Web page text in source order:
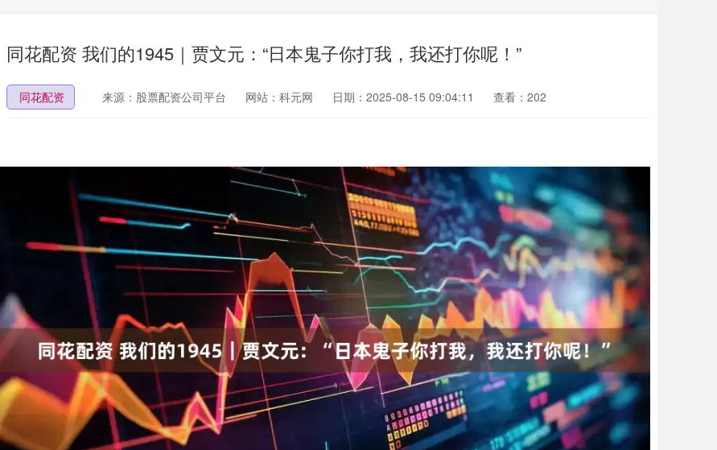
同花配资 我们的1945｜贾文元：“日本鬼子你打我，我还打你呢！”
同花配资 来源：股票配资公司平台 网站：科元网 日期：2025-08-15 09:04:11 查看：202